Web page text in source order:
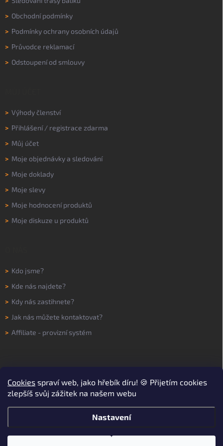
Cookies spraví web, jako hřebík díru! 🍪 Přijetím cookies
zlepšíš svůj zážitek na našem webu
Nastavení
> Obchodní podmínky
> Podmínky ochrany osobních údajů
> Průvodce reklamací
> Odstoupení od smlouvy
> Výhody členství
> Přihlášení/ registrace zdarma
> Můj účet
> Moje objednávky a sledování
> Moje doklady
> Moje slevy
> Moje hodnocení produktů
> Moje diskuze u produktů
> Kdo jsme?
> Kde nás najdete?
> Kdy nás zastihnete?
> Jak nás můžete kontaktovat?
> Affiliate - provizní systém
Copyright 2026WORKNOW. Všechna práva vyhrazena.Upravit nastavení